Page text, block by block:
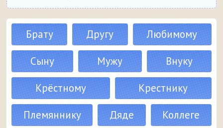
Брату Другу
Любимому
Сыну
Мужу
Внуку
Крёстному
Крестнику
Племяннику
Дяде
Коллеге